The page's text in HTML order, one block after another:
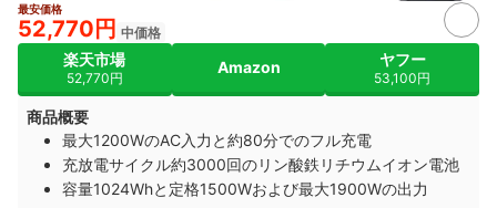
最安価格
52,770円 中価格
楽天市場
52,770円
Amazon ヤフー
53,100円
商品概要
最大1200WのAC入力と約80分でのフル充電
充放電サイクル約3000回のリン酸鉄リチウムイオン電池
容量1024Whと定格1500Wおよび最大1900Wの出力